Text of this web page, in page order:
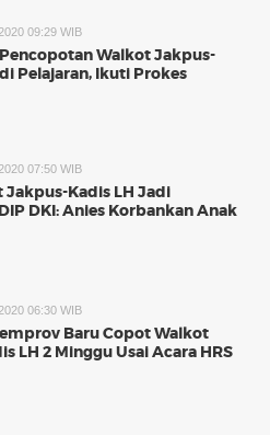
09:29 WIB
Walkot Jakpus-
Pelajaran, Ikuti Prokes
07:50 WIB
Jakpus-Kadis LH Jadi
DKI: Anies Korbankan Anak
06:30 WIB
Baru Copot Walkot
LH 2 Minggu Usai Acara HRS